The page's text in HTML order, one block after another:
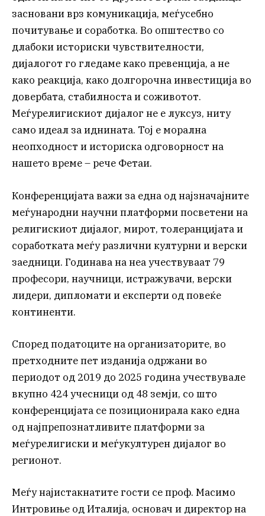
засновани врз комуникација, меѓусебно
почитување и соработка. Во општество со
длабоки историски чувствителности,
дијалогот го гледаме како превенција, а не
како реакција, како долгорочна инвестиција во
довербата, стабилноста и соживотот.
Меѓурелигискиот дијалог не е луксуз, ниту
само идеал за иднината. Тој е морална
неопходност и историска одговорност на
нашето време – рече Фетаи.
Конференцијата важи за една од најзначајните
меѓународни научни платформи посветени на
религискиот дијалог, мирот, толеранцијата и
соработката меѓу различни културни и верски
заедници. Годинава на неа учествуваат 79
професори, научници, истражувачи, верски
лидери, дипломати и експерти од повеќе
континенти.
Според податоците на организаторите, во
претходните пет изданија одржани во
периодот од 2019 до 2025 година учествувале
вкупно 424 учесници од 48 земји, со што
конференцијата се позиционирала како една
од најпрепознатливите платформи за
меѓурелигиски и меѓукултурен дијалог во
регионот.
Меѓу најистакнатите гости се проф. Масимо
Интровиње од Италија, основач и директор на